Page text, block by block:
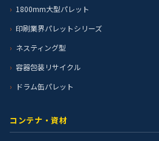
1800mm大型パレット
印刷業界パレットシリーズ
ネスティング型
容器包装リサイクル
ドラム缶パレット
コンテナ・資材